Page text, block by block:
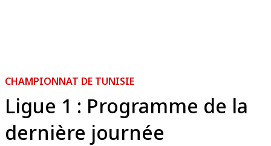
CHAMPIONNAT DE TUNISIE
Ligue 1 : Programme de la
dernière journée